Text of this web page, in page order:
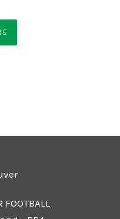
FOOTBALL